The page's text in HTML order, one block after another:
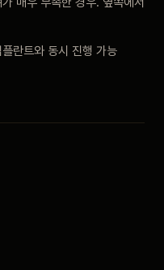
란트와 동시 진행 가능